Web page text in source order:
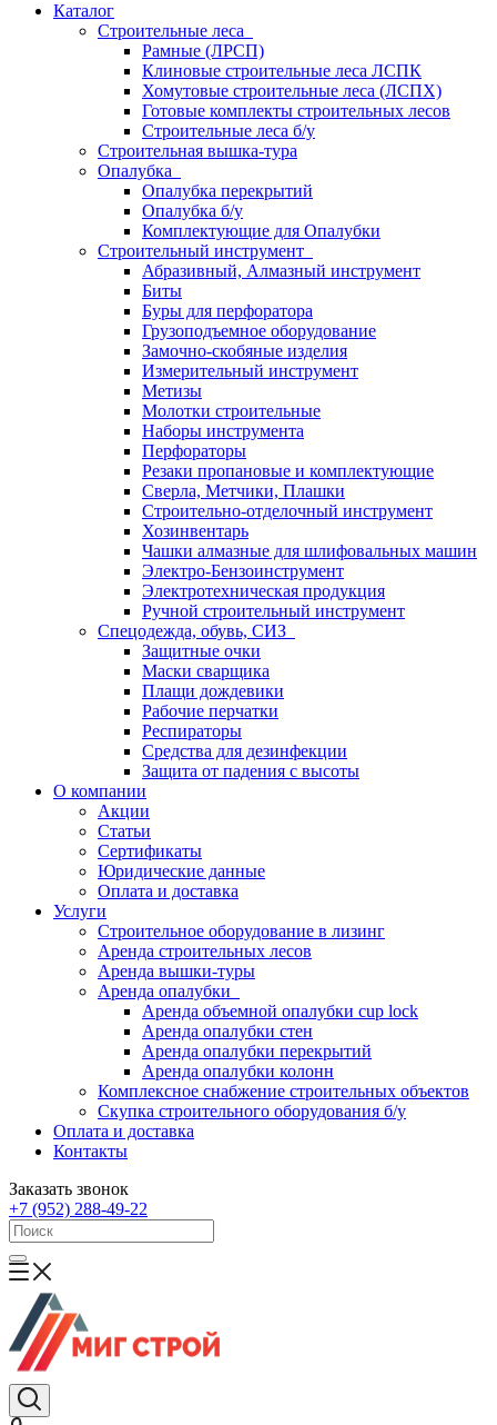
Каталог
Строительные леса
Рамные (ЛРСП)
Клиновые строительные леса ЛСПК
Хомутовые строительные леса (ЛСПХ)
Готовые комплекты строительных лесов
Строительные леса б/у
Строительная вышка-тура
Опалубка
Опалубка перекрытий
Опалубка б/у
Комплектующие для Опалубки
Строительный инструмент
Абразивный, Алмазный инструмент
Биты
Буры для перфоратора
Грузоподъемное оборудование
Замочно-скобяные изделия
Измерительный инструмент
Метизы
Молотки строительные
Наборы инструмента
Перфораторы
Резаки пропановые и комплектующие
Сверла, Метчики, Плашки
Строительно-отделочный инструмент
Хозинвентарь
Чашки алмазные для шлифовальных машин
Электро-Бензоинструмент
Электротехническая продукция
Ручной строительный инструмент
Спецодежда, обувь, СИЗ
Защитные очки
Маски сварщика
Плащи дождевики
Рабочие перчатки
Респираторы
Средства для дезинфекции
Защита от падения с высоты
О компании
Акции
Статьи
Сертификаты
Юридические данные
Оплата и доставка
Услуги
Строительное оборудование в лизинг
Аренда строительных лесов
Аренда вышки-туры
Аренда опалубки
Аренда объемной опалубки cup lock
Аренда опалубки стен
Аренда опалубки перекрытий
Аренда опалубки колонн
Комплексное снабжение строительных объектов
Скупка строительного оборудования б/у
Оплата и доставка
Контакты
Заказать звонок
+7 (952) 288-49-22